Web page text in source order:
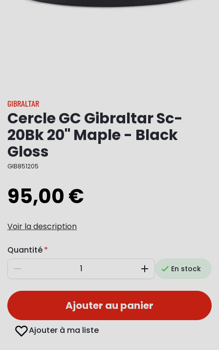
GIBRALTAR
Cercle GC Gibraltar Sc-
20Bk 20" Maple - Black
Gloss
GIB851205
95,00 €
Voir la description
Quantité
Diminuer AugmenterEn stock
Ajouter au panier
Ajouter à ma liste